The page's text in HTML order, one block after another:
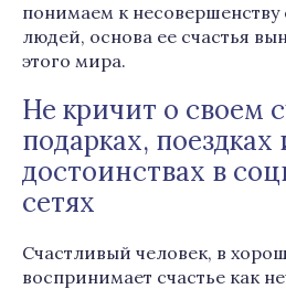
понимаем к несовершенству
людей, основа ее счастья
этого мира.
Не кричит о своем
подарках,
достоинствах в
сетях
Счастливый человек, в
воспринимает счастье как